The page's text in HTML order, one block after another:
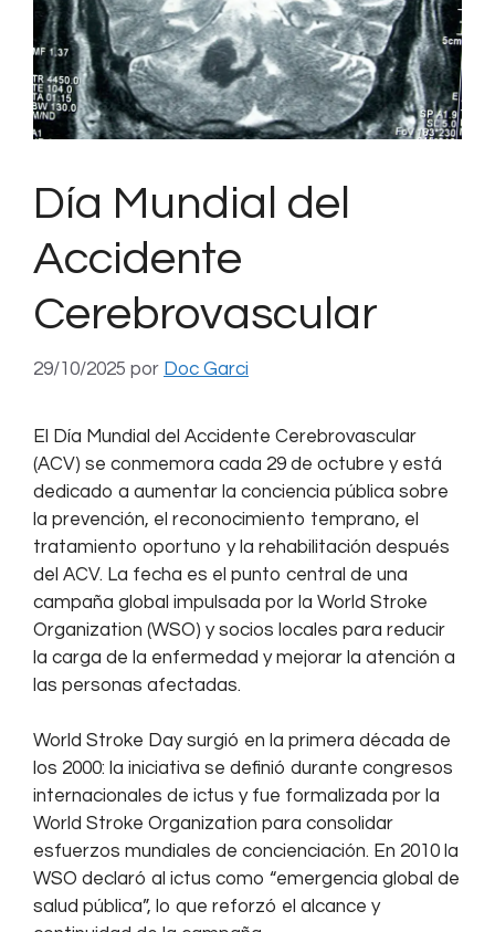
Día Mundial del
Accidente
Cerebrovascular
29/10/2025 por Doc Garci
El Día Mundial del Accidente Cerebrovascular
(ACV) se conmemora cada 29 de octubre y está
dedicado a aumentar la conciencia pública sobre
la prevención, el reconocimiento temprano, el
tratamiento oportuno y la rehabilitación después
del ACV. La fecha es el punto central de una
campaña global impulsada por la World Stroke
Organization (WSO) y socios locales para reducir
la carga de la enfermedad y mejorar la atención a
las personas afectadas.
World Stroke Day surgió en la primera década de
los 2000: la iniciativa se definió durante congresos
internacionales de ictus y fue formalizada por la
World Stroke Organization para consolidar
esfuerzos mundiales de concienciación. En 2010 la
WSO declaró al ictus como “emergencia global de
salud pública”, lo que reforzó el alcance y